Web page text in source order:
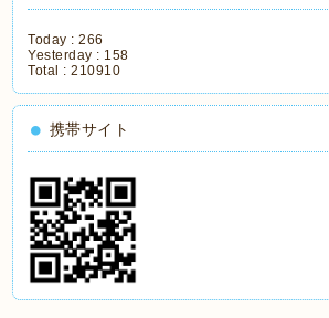
Today :266
Yesterday : 158
Total :210910
携帯サイト